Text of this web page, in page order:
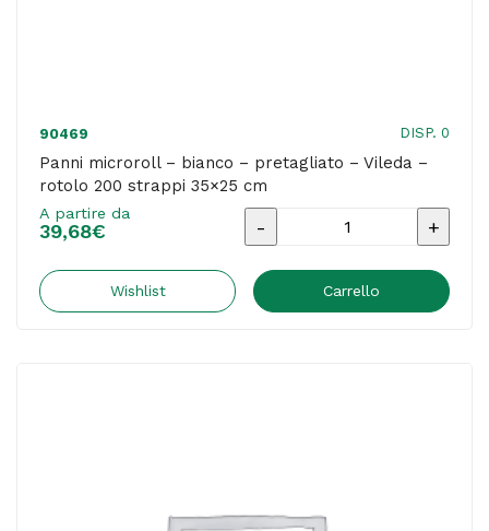
90469 DISP. 0
Panni microroll – bianco – pretagliato – Vileda –
rotolo 200 strappi 35×25 cm
A partire da
39,68€
Panni
-
rotolo
Wishlist Carrello